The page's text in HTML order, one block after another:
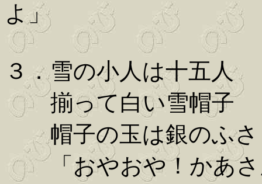
よ」
３．雪の小人は十五人
揃って白い雪帽子
帽子の玉は銀のふさ
「おやおや！かあさ